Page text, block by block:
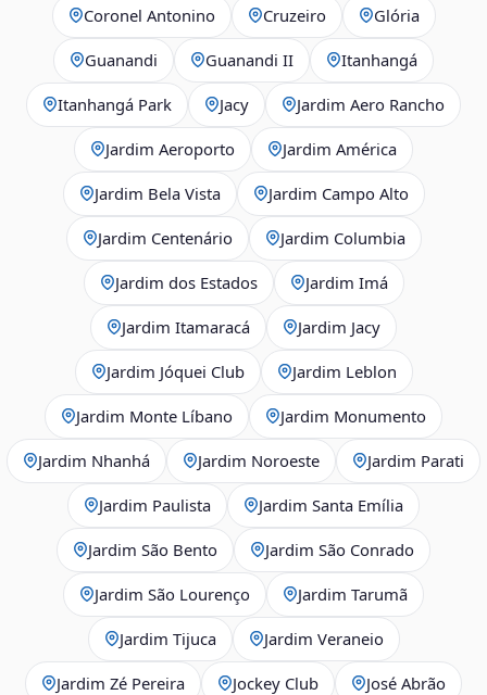
Coronel Antonino Cruzeiro Glória
Guanandi Guanandi II Itanhangá
Itanhangá Park Jacy Jardim Aero Rancho
Jardim Aeroporto Jardim América
Jardim Bela Vista Jardim Campo Alto
Jardim Centenário Jardim Columbia
Jardim dos Estados Jardim Imá
Jardim Itamaracá Jardim Jacy
Jardim Jóquei Club Jardim Leblon
Jardim Monte Líbano Jardim Monumento
Jardim Nhanhá Jardim Noroeste Jardim Parati
Jardim Paulista Jardim Santa Emília
Jardim São Bento Jardim São Conrado
Jardim São Lourenço Jardim Tarumã
Jardim Tijuca Jardim Veraneio
Jardim Zé Pereira Jockey Club José Abrão